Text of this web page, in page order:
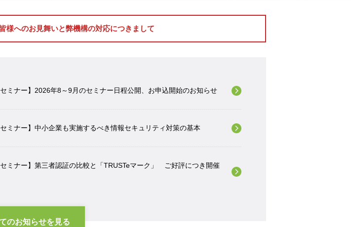
様へのお見舞いと弊機構の対応につきまして
セミナー】2026年8～9月のセミナー日程公開、お申込開始のお知らせ
セミナー】中小企業も実施するべき情報セキュリティ対策の基本
セミナー】第三者認証の比較と「TRUSTeマーク」 ご好評につき開催
のお知らせを見る